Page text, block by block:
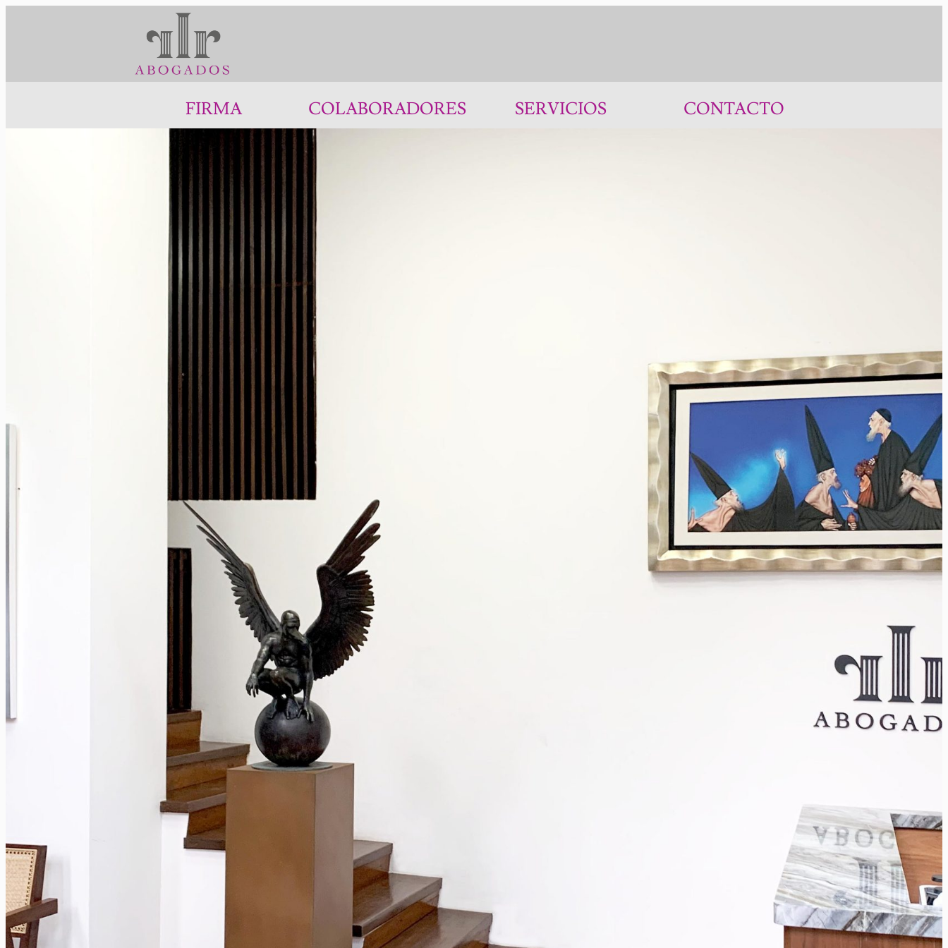
FIRMA COLABORADORES SERVICIOS CONTACTO